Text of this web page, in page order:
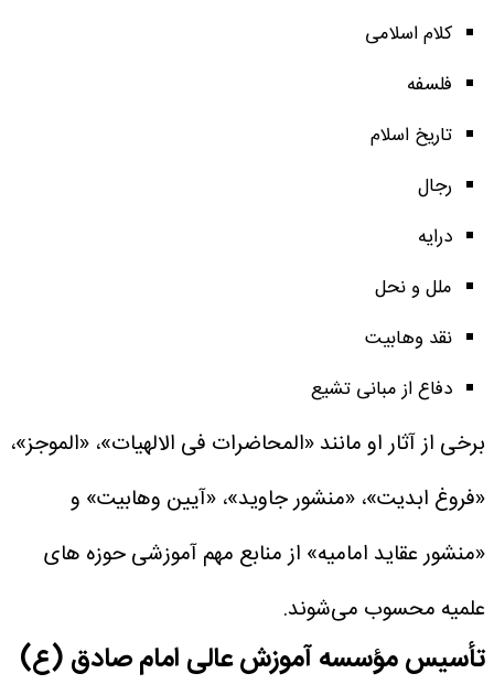
کلام اسلامی
فلسفه
تاریخ اسلام
رجال
درایه
ملل و نحل
نقد وهابیت
دفاع از مبانی تشیع
برخی از آثار او مانند «المحاضرات فی الالهیات»، «الموجز»،
«فروغ ابدیت»، «منشور جاوید»، «آیین وهابیت» و
«منشور عقاید امامیه» از منابع مهم آموزشی حوزه های
علمیه محسوب می‌شوند.
تأسیس مؤسسه آموزش عالی امام صادق (ع)